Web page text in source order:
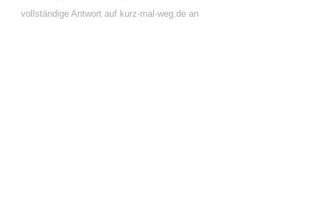
vollständige Antwort auf kurz-mal-weg.de an